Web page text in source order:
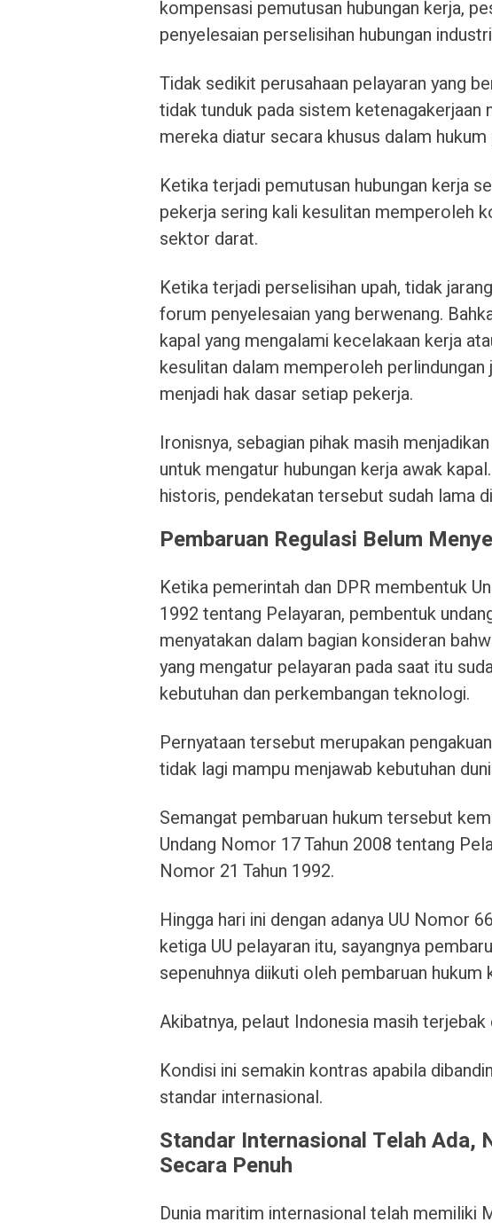
kompensasi pemutusan hubungan kerja,
penyelesaian perselisihan hubungan
Tidak sedikit perusahaan pelayaran yang
tidak tunduk pada sistem ketenagakerjaan
mereka diatur secara khusus dalam hukum
Ketika terjadi pemutusan hubungan kerja
pekerja sering kali kesulitan memperoleh
sektor darat.
Ketika terjadi perselisihan upah, tidak
forum penyelesaian yang berwenang.
kapal yang mengalami kecelakaan kerja
kesulitan dalam memperoleh perlindungan
menjadi hak dasar setiap pekerja.
Ironisnya, sebagian pihak masih
untuk mengatur hubungan kerja awak
historis, pendekatan tersebut sudah lama
Pembaruan Regulasi Belum
Ketika pemerintah dan DPR membentuk
1992 tentang Pelayaran, pembentuk
menyatakan dalam bagian konsideran
yang mengatur pelayaran pada saat itu
kebutuhan dan perkembangan teknologi.
Pernyataan tersebut merupakan
tidak lagi mampu menjawab kebutuhan
Semangat pembaruan hukum tersebut
Undang Nomor 17 Tahun 2008 tentang
Nomor 21 Tahun 1992.
Hingga hari ini dengan adanya UU Nomor
ketiga UU pelayaran itu, sayangnya
sepenuhnya diikuti oleh pembaruan hukum
Akibatnya, pelaut Indonesia masih
Kondisi ini semakin kontras apabila
standar internasional.
Standar Internasional Telah Ada,
Secara Penuh
Dunia maritim internasional telah memiliki